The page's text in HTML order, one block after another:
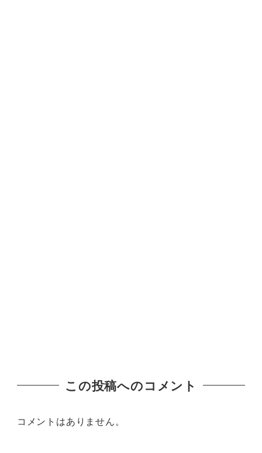
この投稿へのコメント
コメントはありません。